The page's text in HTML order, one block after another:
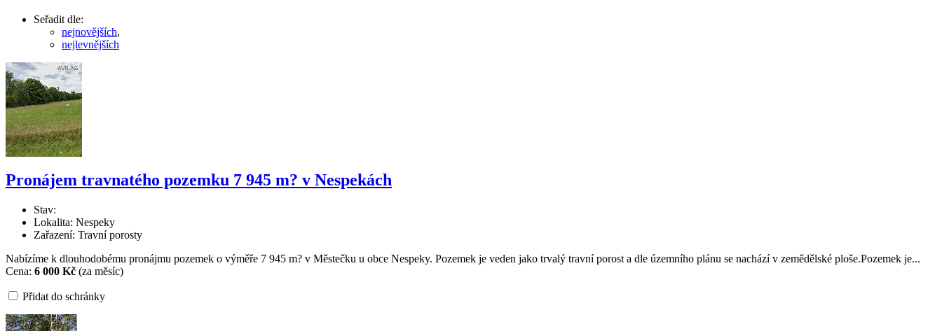
Seřadit dle:
nejnovějších,
nejlevnějších
Pronájem travnatého pozemku 7 945 m? v Nespekách
Stav:
Lokalita: Nespeky
Zařazení: Travní porosty
Nabízíme k dlouhodobému pronájmu pozemek o výměře 7 945 m? v Městečku u obce Nespeky. Pozemek je veden jako trvalý travní porost a dle územního plánu se nachází v zemědělské ploše.Pozemek je...
Cena: 6 000 Kč (za měsíc)
Přidat do schránky